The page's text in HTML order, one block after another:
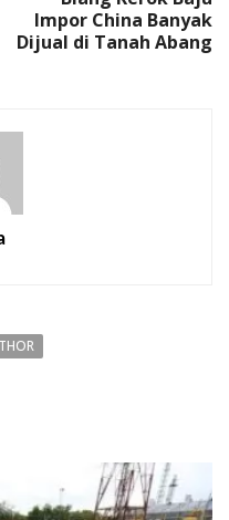
Impor China Banyak
Dijual di Tanah Abang